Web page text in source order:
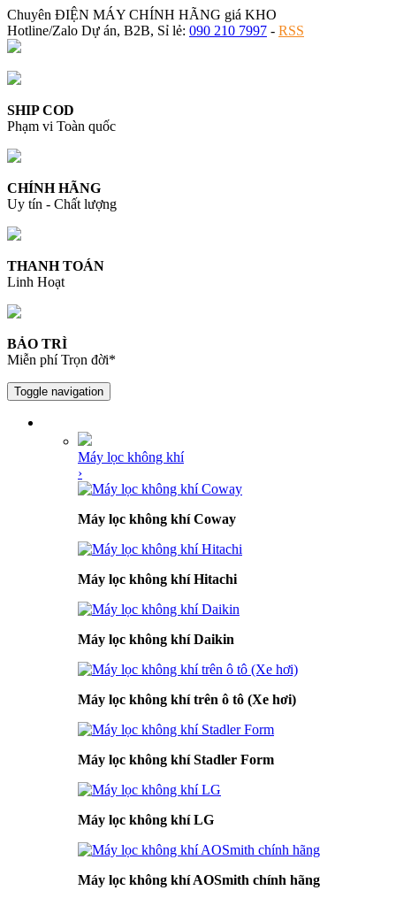
Chuyên ĐIỆN MÁY CHÍNH HÃNG giá KHO
Hotline/Zalo Dự án, B2B, Sỉ lẻ: 090 210 7997 - RSS
SHIP COD
Phạm vi Toàn quốc
CHÍNH HÃNG
Uy tín - Chất lượng
THANH TOÁN
Linh Hoạt
BẢO TRÌ
Miễn phí Trọn đời*
Toggle navigation
Máy lọc không khí
›
Máy lọc không khí Coway
Máy lọc không khí Hitachi
Máy lọc không khí Daikin
Máy lọc không khí trên ô tô (Xe hơi)
Máy lọc không khí Stadler Form
Máy lọc không khí LG
Máy lọc không khí AOSmith chính hãng